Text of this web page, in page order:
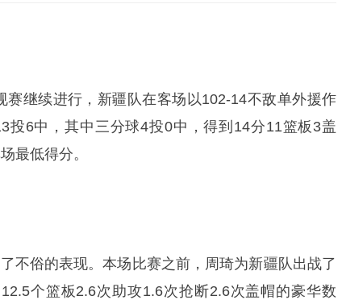
赛继续进行，新疆队在客场以102-14不敌单外援作
投6中，其中三分球4投0中，得到14分11篮板3盖
最低得分。
不俗的表现。本场比赛之前，周琦为新疆队出战了
个篮板2.6次助攻1.6次抢断2.6次盖帽的豪华数